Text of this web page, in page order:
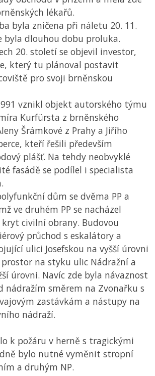
lékařů.
byla zničena při náletu 20. 11.
byla dlouhou dobu proluka.
20. století se objevil investor,
který tu plánoval postavit
pro svoji brněnskou
vznikl objekt autorského týmu
Kurfürsta z brněnského
Šrámkové z Prahy a Jiřího
kteří řešili především
plášť. Na tehdy neobvyklé
fasádě se podílel i specialista
dům se dvěma PP a
ve druhém PP se nacházel
kryt civilní obrany. Budovou
průchod s eskalátory a
ulici Josefskou na vyšší úrovni
na styku ulic Nádražní a
úrovni. Navíc zde byla návaznost
nádražím směrem na Zvonařku s
zastávkám a nástupy na
nádraží.
k požáru v herně s tragickými
bylo nutné vyměnit stropní
a druhým NP.